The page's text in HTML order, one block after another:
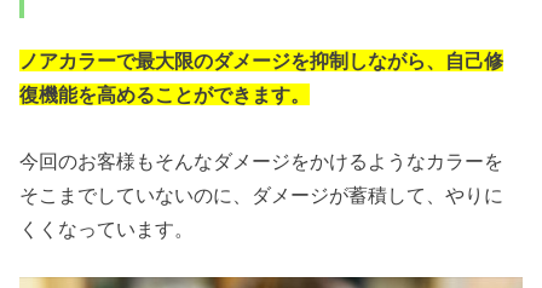
ノアカラーで最大限のダメージを抑制しながら、自己修
復機能を高めることができます。
今回のお客様もそんなダメージをかけるようなカラーを
そこまでしていないのに、ダメージが蓄積して、やりに
くくなっています。